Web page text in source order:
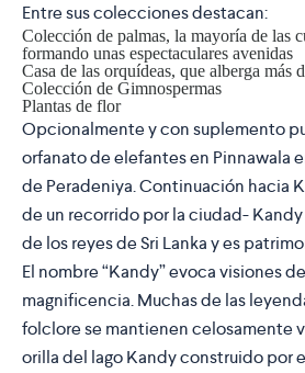
Entre sus colecciones destacan:
Colección de palmas, la mayoría de las
formando unas espectaculares avenidas
Casa de las orquídeas, que alberga más
Colección de Gimnospermas
Plantas de flor
Opcionalmente y con suplemento
orfanato de elefantes en Pinnawala
de Peradeniya. Continuación hacia
de un recorrido por la ciudad-
de los reyes de Sri Lanka y es
El nombre “Kandy” evoca visiones
magnificencia. Muchas de las
folclore se mantienen celosamente
orilla del lago Kandy construido por